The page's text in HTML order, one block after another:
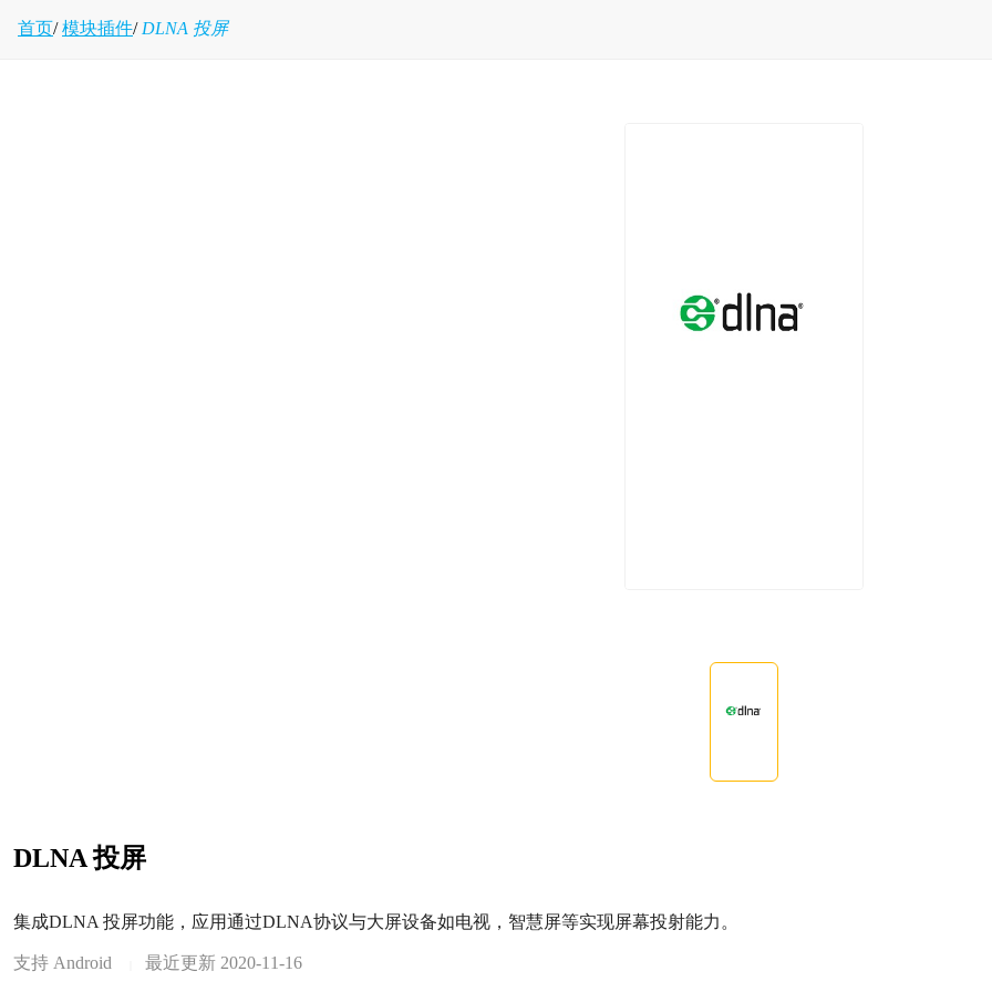
首页/ 模块插件/ DLNA 投屏
DLNA 投屏
集成DLNA 投屏功能，应用通过DLNA协议与大屏设备如电视，智慧屏等实现屏幕投射能力。
支持 Android 最近更新 2020-11-16